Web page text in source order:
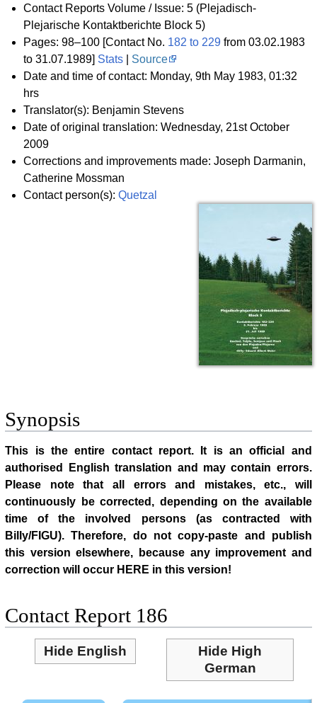
Contact Reports Volume / Issue: 5 (Plejadisch-
Plejarische Kontaktberichte Block 5)
Pages: 98–100 [Contact No. 182 to 229from 03.02.1983
to 31.07.1989] Stats| Source
Date and time of contact: Monday, 9th May 1983, 01:32
hrs
Translator(s): Benjamin Stevens
Date of original translation: Wednesday, 21st October
2009
Corrections and improvements made: Joseph Darmanin,
Catherine Mossman
Contact person(s): Quetzal
Synopsis
This is the entire contact report. It is an official and
authorised English translation and may contain errors.
Please note that all errors and mistakes, etc., will
continuously be corrected, depending on the available
time of the involved persons (as contracted with
Billy/FIGU). Therefore, do not copy-paste and publish
this version elsewhere, because any improvement and
correction will occur HERE in this version!
Contact Report 186
Hide English
Hide High
German